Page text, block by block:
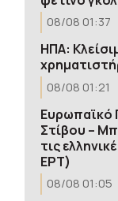
08/08 01:37
ΗΠΑ:
08/08 01:21
Ευρωπαϊκό
Στίβου –
τις
ΕΡΤ)
08/08 01:05